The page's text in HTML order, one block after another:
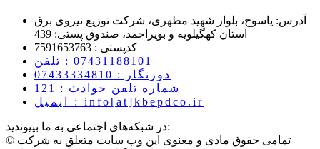
آدرس: یاسوج، بلوار شهید مطهری، شرکت توزیع نیروی برق
استان کهگیلویه و بویراحمد، صندوق پستی: 439
کدپستی : 7591653763
تلفن : 07431188101
دورنگار : 07433334810
شماره تلفن حوادث : 121
ایمیل : info[at]kbepdco.ir
در شبکه‌های اجتماعی به ما بپیوندید:
© تمامی حقوق مادی و معنوی این وب سایت متعلق به شرکت